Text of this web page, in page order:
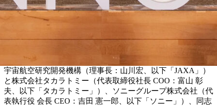
宇宙航空研究開発機構（理事長：山川宏、以下「JAXA」）
と株式会社タカラトミー（代表取締役社長 COO：富山 彰
夫、以下「タカラトミー」）、ソニーグループ株式会社（代
表執行役 会長 CEO：吉田 憲一郎、以下「ソニー」）、同志